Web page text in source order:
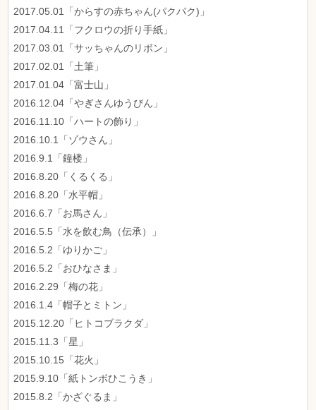
2017.05.01「からすの赤ちゃん(パクパク)」
2017.04.11「フクロウの折り手紙」
2017.03.01「サッちゃんのリボン」
2017.02.01「土筆」
2017.01.04「富士山」
2016.12.04「やぎさんゆうびん」
2016.11.10「ハートの飾り」
2016.10.1「ゾウさん」
2016.9.1「鐘楼」
2016.8.20「くるくる」
2016.8.20「水平帽」
2016.6.7「お馬さん」
2016.5.5「水を飲む鳥（伝承）」
2016.5.2「ゆりかご」
2016.5.2「おひなさま」
2016.2.29「梅の花」
2016.1.4「帽子とミトン」
2015.12.20「ヒトコブラクダ」
2015.11.3「星」
2015.10.15「花火」
2015.9.10「紙トンボひこうき」
2015.8.2「かざぐるま」